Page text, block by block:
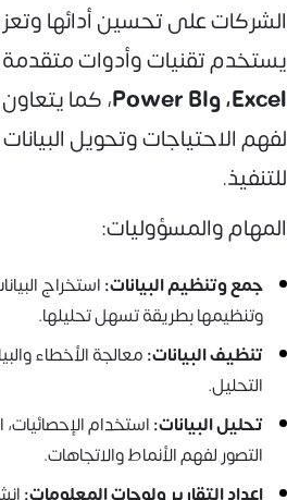
الشركات على تحسين أدائها
يستخدم تقنيات وأدوات
Excel، وPower BI
، كما
لفهم الاحتياجات وتحويل
للتنفيذ.
المهام والمسؤوليات:
جمع وتنظيم البيانات:استخراج
وتنظيمها بطريقة تسهل تحليلها.
تنظيف البيانات:معالجة الأخطاء
التحليل.
تحليل البيانات:استخدام الإحصائيات،
التصور لفهم الأنماط والاتجاهات.
إعداد التقارير ولوحات المعلومات: